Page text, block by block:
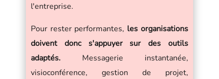
l'entreprise.
Pour rester performantes, les organisations
doivent donc s'appuyer sur des outils
adaptés.Messagerie instantanée,
visioconférence, gestion de projet,